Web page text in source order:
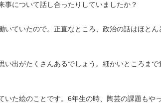
事について話し合ったりしていましたか？
ていたので。正直なところ、政治の話はほと
出がたくさんあるでしょう。細かいところま
いた絵のことです。6年生の時、陶芸の課題もや